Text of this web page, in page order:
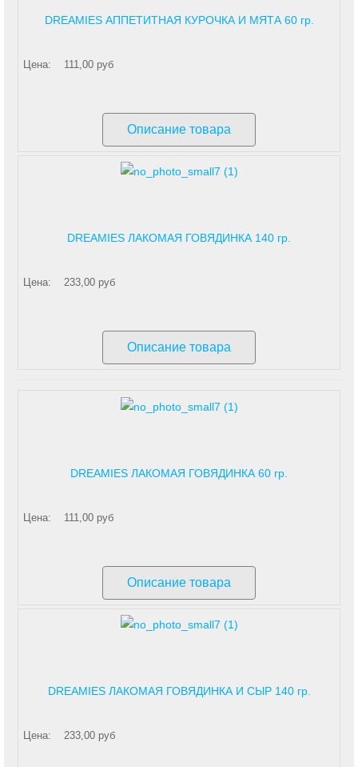
DREAMIES АППЕТИТНАЯ КУРОЧКА И МЯТА 60 гр.
Цена: 111,00 руб
Описание товара
DREAMIES ЛАКОМАЯ ГОВЯДИНКА 140 гр.
Цена: 233,00 руб
Описание товара
DREAMIES ЛАКОМАЯ ГОВЯДИНКА 60 гр.
Цена: 111,00 руб
Описание товара
DREAMIES ЛАКОМАЯ ГОВЯДИНКА И СЫР 140 гр.
Цена: 233,00 руб